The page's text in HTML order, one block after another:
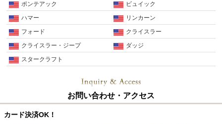
ポンテアック
ビュイック
ハマー
リンカーン
フォード
クライスラー
クライスラー・ジープ
ダッジ
スタークラフト
お問い合わせ・アクセス
カード決済OK！